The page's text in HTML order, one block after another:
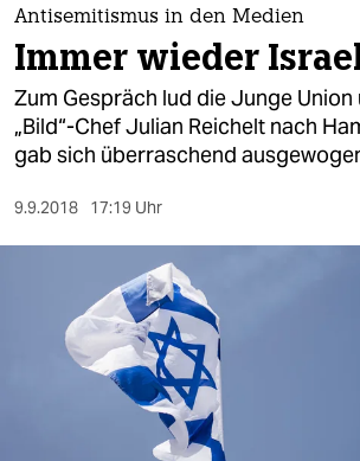
themen
politik
öko
gesellschaft
berlin
Antisemitismus in den Medien
Immer wieder
Zum Gespräch lud die Junge
„Bild“-Chef Julian Reichelt nach
gab sich überraschend
9.9.2018 17:19 Uhr